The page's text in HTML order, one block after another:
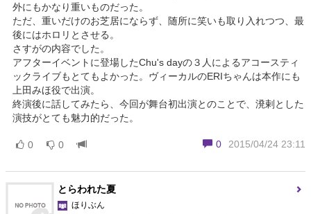
外にもかなり重いものだった。
ただ、重いだけのお芝居にならず、随所に笑いも取り入れつつ、最
後にはホロリとさせる。
さすがの内容でした。
アフターイベントに登場したChu's dayの３人によるアコースティ
ックライブもとてもよかった。ヴィーカルのERIちゃんは本作にも
上田みほ役で出演。
終演後に話してみたら、今回が舞台初出演とのことで、溌剌とした
演技がとても魅力的だった。
0 2015/04/24 23:11
0 0
とらわれた夏
ほりぶん